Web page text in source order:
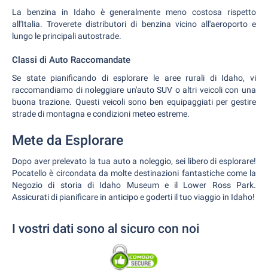
La benzina in Idaho è generalmente meno costosa rispetto
all'Italia. Troverete distributori di benzina vicino all'aeroporto e
lungo le principali autostrade.
Classi di Auto Raccomandate
Se state pianificando di esplorare le aree rurali di Idaho, vi
raccomandiamo di noleggiare un'auto SUV o altri veicoli con una
buona trazione. Questi veicoli sono ben equipaggiati per gestire
strade di montagna e condizioni meteo estreme.
Mete da Esplorare
Dopo aver prelevato la tua auto a noleggio, sei libero di esplorare!
Pocatello è circondata da molte destinazioni fantastiche come la
Negozio di storia di Idaho Museum e il Lower Ross Park.
Assicurati di pianificare in anticipo e goderti il tuo viaggio in Idaho!
I vostri dati sono al sicuro con noi